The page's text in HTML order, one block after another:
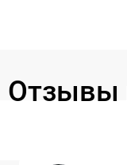
Отзывы